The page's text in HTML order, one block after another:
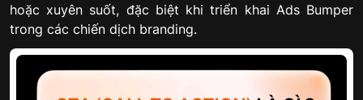
hoặc xuyên suốt, đặc biệt khi triển khai Ads Bumper
trong các chiến dịch branding.